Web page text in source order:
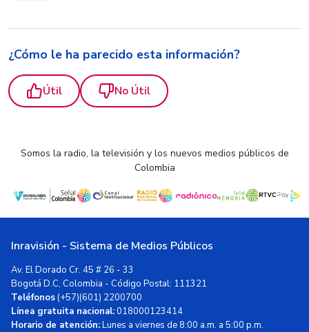
¿Cómo le ha parecido esta información?
Útil No Útil
Somos la radio, la televisión y los nuevos medios públicos de
Colombia
Inravisión - Sistema de Medios Públicos
Av. El Dorado Cr. 45 # 26 - 33
Bogotá D.C, Colombia - Código Postal: 111321
Teléfonos(+57)(601) 2200700
Línea gratuita nacional:018000123414
Horario de atención:Lunes a viernes de 8:00 a.m. a 5:00 p.m.